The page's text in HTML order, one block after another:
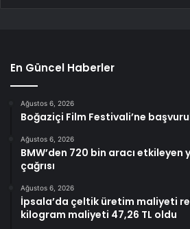
En Güncel Haberler
Ağustos 6, 2026
Boğaziçi Film Festivali’ne
Ağustos 6, 2026
BMW’den 720 bin aracı etkileyen
çağrısı
Ağustos 6, 2026
İpsala’da çeltik üretim maliyeti
kilogram maliyeti 47,26 TL oldu